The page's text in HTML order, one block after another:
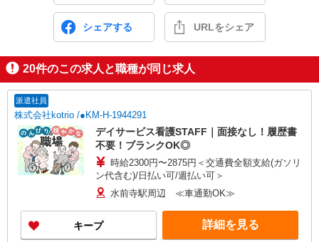
シェアする URLをシェア
20件のこの求人と職種が同じ求人
派遣社員
株式会社kotrio /●KM-H-1944291
デイサービス看護STAFF｜面接なし！履歴書
不要！ブランクOK◎
時給2300円〜2875円＜交通費全額支給(ガソリ
ン代含む)/日払い可/週払い可＞
水前寺駅周辺 ≪車通勤OK≫
キープ 詳細を見る